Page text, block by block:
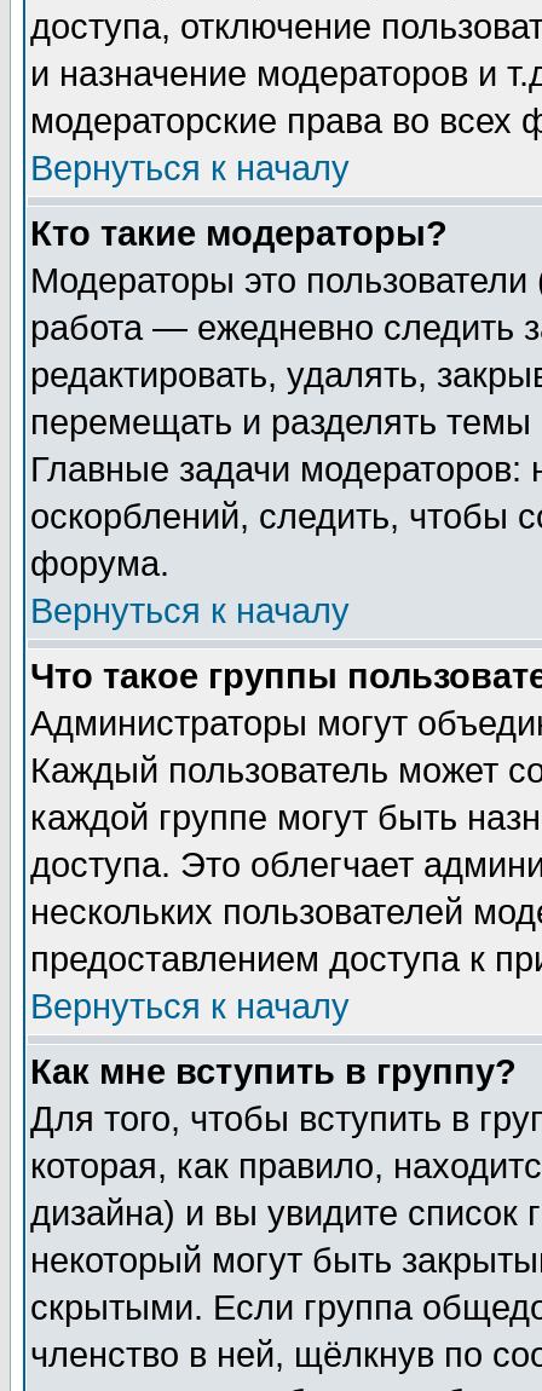
доступа, отключение
и назначение модераторов и
модераторские права во всех
Вернуться к началу
Кто такие модераторы?
Модераторы это
работа — ежедневно следить
редактировать, удалять,
перемещать и разделять
Главные задачи
оскорблений, следить, чтобы
форума.
Вернуться к началу
Что такое группы
Администраторы могут
Каждый пользователь может
каждой группе могут быть
доступа. Это облегчает
нескольких пользователей
предоставлением доступа к
Вернуться к началу
Как мне вступить в группу?
Для того, чтобы вступить в
которая, как правило,
дизайна) и вы увидите список
некоторый могут быть
скрытыми. Если группа
членство в ней, щёлкнув по